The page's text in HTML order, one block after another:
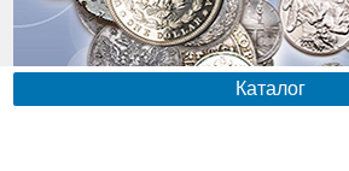
Каталог